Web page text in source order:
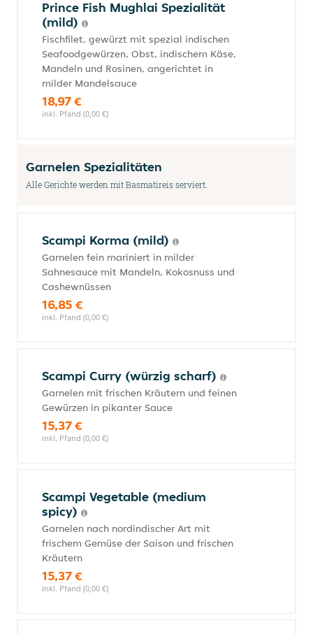
Prince Fish Mughlai Spezialität
(mild)
Fischfilet, gewürzt mit spezial indischen
Seafoodgewürzen, Obst, indischem Käse,
Mandeln und Rosinen, angerichtet in
milder Mandelsauce
18,97 €
inkl. Pfand (0,00 €)
Garnelen Spezialitäten
Alle Gerichte werden mit Basmatireis serviert.
Scampi Korma (mild)
Garnelen fein mariniert in milder
Sahnesauce mit Mandeln, Kokosnuss und
Cashewnüssen
16,85 €
inkl. Pfand (0,00 €)
Scampi Curry (würzig scharf)
Garnelen mit frischen Kräutern und feinen
Gewürzen in pikanter Sauce
15,37 €
inkl. Pfand (0,00 €)
Scampi Vegetable (medium
spicy)
Garnelen nach nordindischer Art mit
frischem Gemüse der Saison und frischen
Kräutern
15,37 €
inkl. Pfand (0,00 €)